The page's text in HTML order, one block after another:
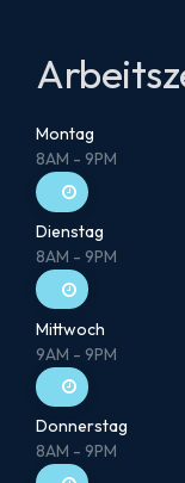
Montag
8AM - 9PM
Dienstag
8AM - 9PM
Mittwoch
9AM - 9PM
Donnerstag
8AM - 9PM